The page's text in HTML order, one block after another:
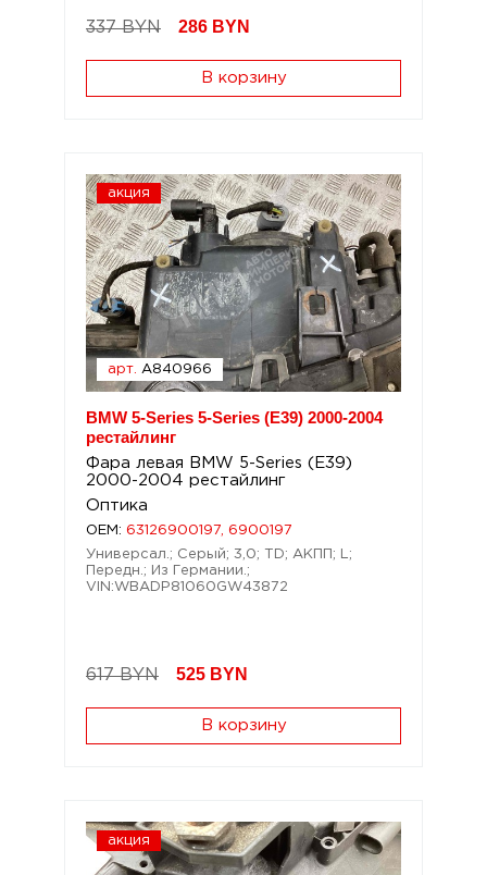
337 BYN 286 BYN
В корзину
акция
арт. A840966
BMW 5-Series 5-Series (E39) 2000-2004
рестайлинг
Фара левая BMW 5-Series (E39)
2000-2004 рестайлинг
Оптика
OEM: 63126900197, 6900197
Универсал.; Серый; 3,0; TD; АКПП; L;
Передн.; Из Германии.;
VIN:WBADP81060GW43872
617 BYN 525 BYN
В корзину
акция